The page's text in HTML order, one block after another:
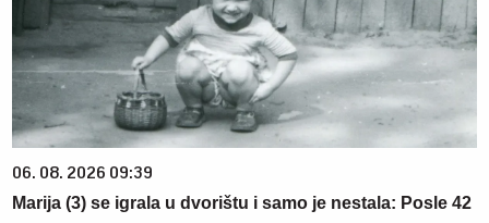
06. 08. 2026 09:39
Marija (3) se igrala u dvorištu i samo je nestala: Posle 42